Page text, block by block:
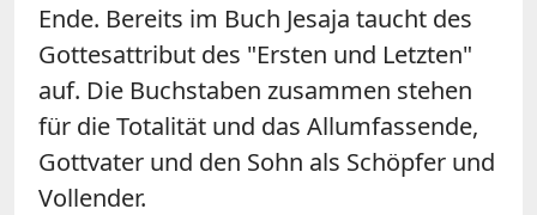
Ende. Bereits im Buch Jesaja taucht des
Gottesattribut des "Ersten und Letzten"
auf. Die Buchstaben zusammen stehen
für die Totalität und das Allumfassende,
Gottvater und den Sohn als Schöpfer und
Vollender.